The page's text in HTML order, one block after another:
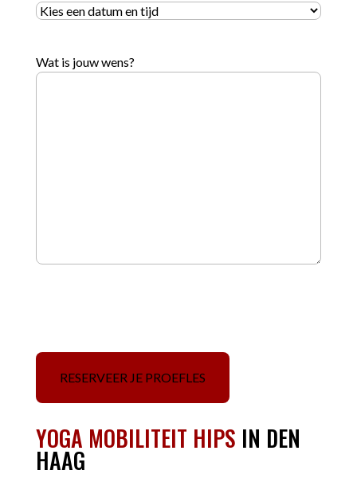
Wat is jouw wens?
YOGA MOBILITEIT HIPS IN DEN
HAAG